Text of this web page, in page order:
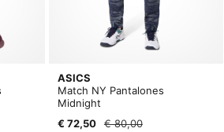
ASICS
Match NY Pantalones
Midnight
€ 72,50
€ 80,00